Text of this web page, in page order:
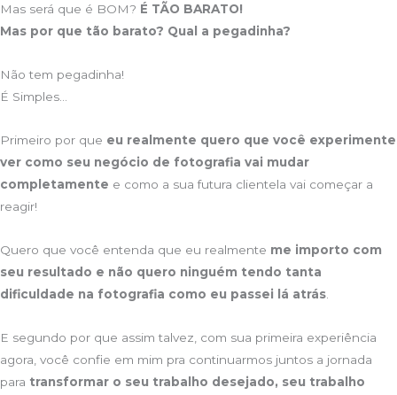
Mas será que é BOM? É TÃO BARATO!
Mas por que tão barato? Qual a pegadinha?
Não tem pegadinha!
É Simples…
Primeiro por que eu realmente quero que você experimente
ver como seu negócio de fotografia vai mudar
completamente e como a sua futura clientela vai começar a
reagir!
Quero que você entenda que eu realmente me importo com
seu resultado e não quero ninguém tendo tanta
dificuldade na fotografia como eu passei lá atrás
E segundo por que assim talvez, com sua primeira experiência
agora, você confie em mim pra continuarmos juntos a jornada
para transformar o seu trabalho desejado, seu trabalho